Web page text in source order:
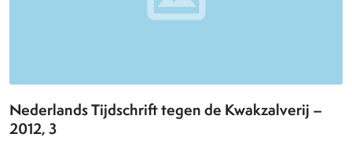
Nederlands Tijdschrift tegen de Kwakzalverij –
2012, 3